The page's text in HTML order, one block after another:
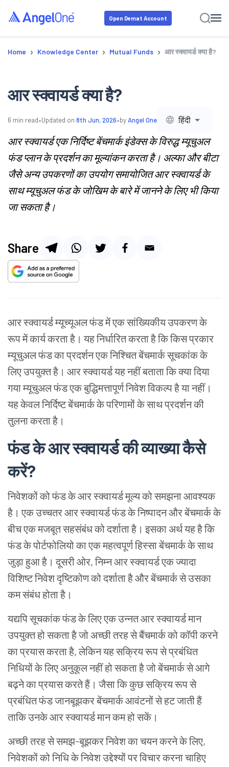
Open Demat Account
Home › Knowledge Center › Mutual Funds › आर स्क्वायर्ड क्या है?
आर स्क्वायर्ड क्या है?
6 min read•Updated on 8th Jun, 2026•byAngel One हिंदी
आर स्क्वायर्ड एक निर्दिष्ट बेंचमार्क इंडेक्स के विरुद्ध म्यूचुअल
फंड प्लान के प्रदर्शन का मूल्यांकन करता है। अल्फा और बीटा
जैसे अन्य उपकरणों का उपयोग समायोजित आर स्क्वायर्ड के
साथ म्यूचुअल फंड के जोखिम के बारे में जानने के लिए भी किया
जा सकता है।
Share
आर स्क्वायर्ड म्यूच्यूअल फंड में एक सांख्यिकीय उपकरण के
रूप में कार्य करता है। यह निर्धारित करता है कि किस प्रकार
म्यूचुअल फंड का प्रदर्शन एक निश्चित बेंचमार्क सूचकांक के
लिए उपयुक्त है। आर स्क्वायर्ड यह नहीं बताता कि क्या दिया
गया म्यूचुअल फंड एक बुद्धिमत्तापूर्ण निवेश विकल्प है या नहीं।
यह केवल निर्दिष्ट बेंचमार्क के परिणामों के साथ प्रदर्शन की
तुलना करता है।
फंड के आर स्क्वायर्ड की व्याख्या कैसे
करें?
निवेशकों को फंड के आर स्क्वायर्ड मूल्य को समझना आवश्यक
है। एक उच्चतर आर स्क्वायर्ड फंड के निष्पादन और बेंचमार्क के
बीच एक मजबूत सहसंबंध को दर्शाता है। इसका अर्थ यह है कि
फंड के पोर्टफोलियो का एक महत्वपूर्ण हिस्सा बेंचमार्क के साथ
जुड़ा हुआ है। दूसरी ओर, निम्न आर स्क्वायर्ड एक ज्यादा
विशिष्ट निवेश दृष्टिकोण को दर्शाता है और बेंचमार्क से उसका
कम संबंध होता है।
यद्यपि सूचकांक फंड के लिए एक उन्नत आर स्क्वायर्ड मान
उपयुक्त हो सकता है जो अच्छी तरह से बैंचमार्क को कॉपी करने
का प्रयास करता है, लेकिन यह सक्रिय रूप से प्रबंधित
निधियों के लिए अनुकूल नहीं हो सकता है जो बेंचमार्क से आगे
बढ़ने का प्रयास करते हैं। जैसा कि कुछ सक्रिय रूप से
प्रबंधित फंड जानबूझकर बेंचमार्क आवंटनों से हट जाती हैं
ताकि उनके आर स्क्वायर्ड मान कम हो सकें।
अच्छी तरह से समझ-बूझकर निवेश का चयन करने के लिए,
निवेशकों को निधि के निवेश उद्देश्यों पर विचार करना चाहिए